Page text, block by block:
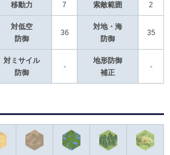
移動力 7 索敵範囲 2
対低空
防御
36
対地・海
防御
35
対ミサイル
防御
-
地形防御
補正
-